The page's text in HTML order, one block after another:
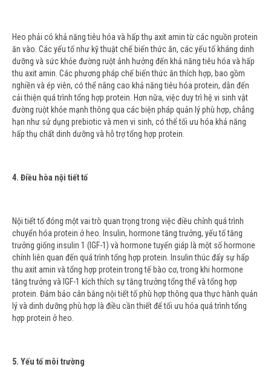
Heo phải có khả năng tiêu hóa và hấp thụ axit amin từ các nguồn protein
ăn vào. Các yếu tố như kỹ thuật chế biến thức ăn, các yếu tố kháng dinh
dưỡng và sức khỏe đường ruột ảnh hưởng đến khả năng tiêu hóa và hấp
thu axit amin. Các phương pháp chế biến thức ăn thích hợp, bao gồm
nghiền và ép viên, có thể nâng cao khả năng tiêu hóa protein, dẫn đến
cải thiện quá trình tổng hợp protein. Hơn nữa, việc duy trì hệ vi sinh vật
đường ruột khỏe mạnh thông qua các biện pháp quản lý phù hợp, chẳng
hạn như sử dụng prebiotic và men vi sinh, có thể tối ưu hóa khả năng
hấp thụ chất dinh dưỡng và hỗ trợ tổng hợp protein.
4. Điều hòa nội tiết tố
Nội tiết tố đóng một vai trò quan trọng trong việc điều chỉnh quá trình
chuyển hóa protein ở heo. Insulin, hormone tăng trưởng, yếu tố tăng
trưởng giống insulin 1 (IGF-1) và hormone tuyến giáp là một số hormone
chính liên quan đến quá trình tổng hợp protein. Insulin thúc đẩy sự hấp
thu axit amin và tổng hợp protein trong tế bào cơ, trong khi hormone
tăng trưởng và IGF-1 kích thích sự tăng trưởng tổng thể và tổng hợp
protein. Đảm bảo cân bằng nội tiết tố phù hợp thông qua thực hành quản
lý và dinh dưỡng phù hợp là điều cần thiết để tối ưu hóa quá trình tổng
hợp protein ở heo.
5. Yếu tố môi trường